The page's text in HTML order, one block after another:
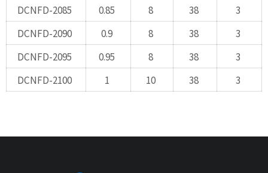
DCNFD-2085
0.85 8 38
3
DCNFD-2090
0.9 8 38
3
DCNFD-2095
0.95 8 38
3
DCNFD-2100
1 10 38 3